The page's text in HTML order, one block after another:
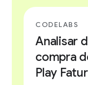
CODELABS
Analisar
compra
Play